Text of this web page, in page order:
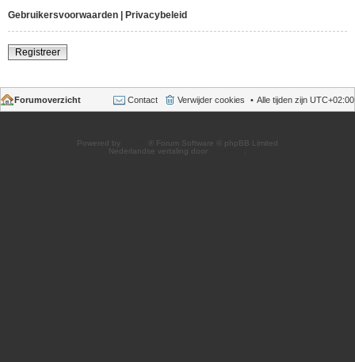
Gebruikersvoorwaarden
Privacybeleid
Registreer
Forumoverzicht Alle tijden zijn UTC+02:00
Verwijder cookies
Contact
Powered by
® Forum Software © phpBB Limited
Nederlandse vertaling door